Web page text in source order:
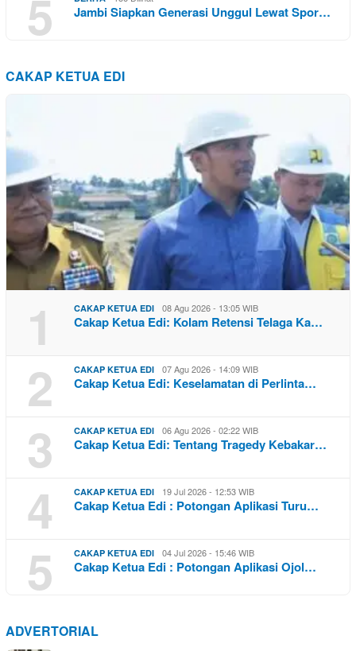
5 Jambi Siapkan Generasi Unggul Lewat Spor…
CAKAP KETUA EDI
1 CAKAP KETUA EDI 08 Agu 2026 - 13:05 WIB
Cakap Ketua Edi: Kolam Retensi Telaga Ka…
2 CAKAP KETUA EDI 07 Agu 2026 - 14:09 WIB
Cakap Ketua Edi: Keselamatan di Perlinta…
3 CAKAP KETUA EDI 06 Agu 2026 - 02:22 WIB
Cakap Ketua Edi: Tentang Tragedy Kebakar…
4 CAKAP KETUA EDI 19 Jul 2026 - 12:53 WIB
Cakap Ketua Edi : Potongan Aplikasi Turu…
5 CAKAP KETUA EDI 04 Jul 2026 - 15:46 WIB
Cakap Ketua Edi : Potongan Aplikasi Ojol…
ADVERTORIAL